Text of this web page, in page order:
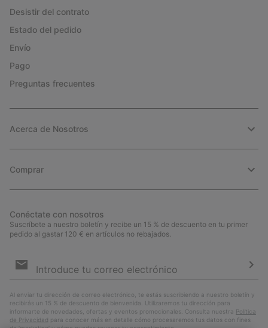
Desistir del contrato
Estado del pedido
Envío
Pago
Preguntas frecuentes
Acerca de Nosotros
Comprar
Conéctate con nosotros
Suscríbete a nuestro boletín y recibe un 15 % de descuento en tu primer
pedido al gastar 120 € en artículos no rebajados.
de
Al enviar tu dirección de correo electrónico, te estás suscribiendo a nuestro boletín y
recibirás un 15 % de descuento de bienvenida. Utilizaremos tu dirección para
informarte de novedades, ofertas y eventos promocionales. Consulta nuestra Política
de Privacidad para conocer más en detalle cómo procesaremos tus datos con fines